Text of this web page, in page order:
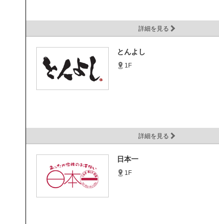
詳細を見る
とんよし
1F
詳細を見る
日本一
1F